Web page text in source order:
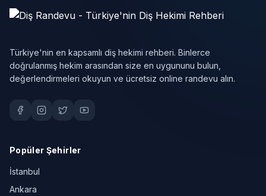
Türkiye'nin en kapsamlı diş hekimi rehberi. Binlerce
doğrulanmış hekim arasından size en uygununu bulun,
değerlendirmeleri okuyun ve ücretsiz online randevu alın.
Popüler Şehirler
İstanbul
Ankara